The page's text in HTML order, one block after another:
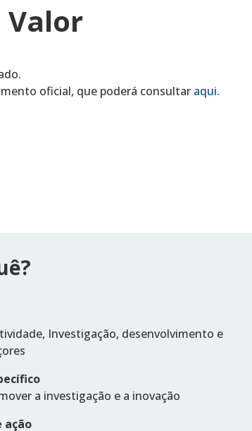
Valor
oficial, que poderá consultar aqui.
Investigação, desenvolvimento e
a investigação e a inovação
ação